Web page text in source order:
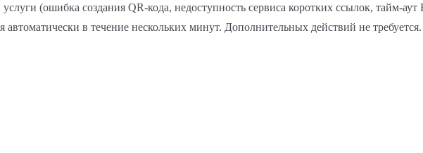
(ошибка создания QR-кода, недоступность сервиса коротких ссылок, тайм-
автоматически в течение нескольких минут. Дополнительных действий не